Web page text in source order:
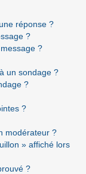
réponse ?
?
?
un sondage ?
?
?
modérateur ?
» affiché lors
?